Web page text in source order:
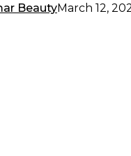
BeautyMarch 12,